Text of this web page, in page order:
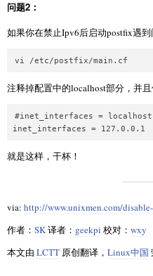
问题2：
如果你在禁止Ipv6后启动postfix遇
注释掉配置中的localhost部分，并且
#inet_interfaces = localhost
就是这样，干杯！
via: http://www.unixmen.com/
作者： SK译者： geekpi 校对： wxy
本文由 LCTT 原创翻译， Linux中国